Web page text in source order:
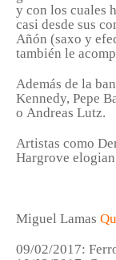
y con los cuales
casi desde sus
Añón (saxo y
también le
Además de la
Kennedy, Pepe
o Andreas Lutz.
Artistas como
Hargrove
Miguel Lamas
09/02/2017: